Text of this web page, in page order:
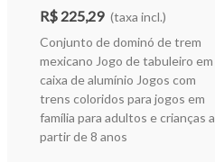
Mexicano Jogo De Tabuleiro
Em Caixa De Alumínio Jogos
Com Trens Coloridos Para
Jogos Em Família Para
R$ 225,29 (taxa incl.)
Conjunto de dominó de trem
mexicano Jogo de tabuleiro em
caixa de alumínio Jogos com
trens coloridos para jogos em
família para adultos e crianças a
partir de 8 anos